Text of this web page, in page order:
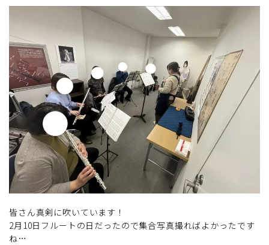
皆さん真剣に吹いています！
2月10日フルートの日だったので集合写真撮ればよかったです
ね…